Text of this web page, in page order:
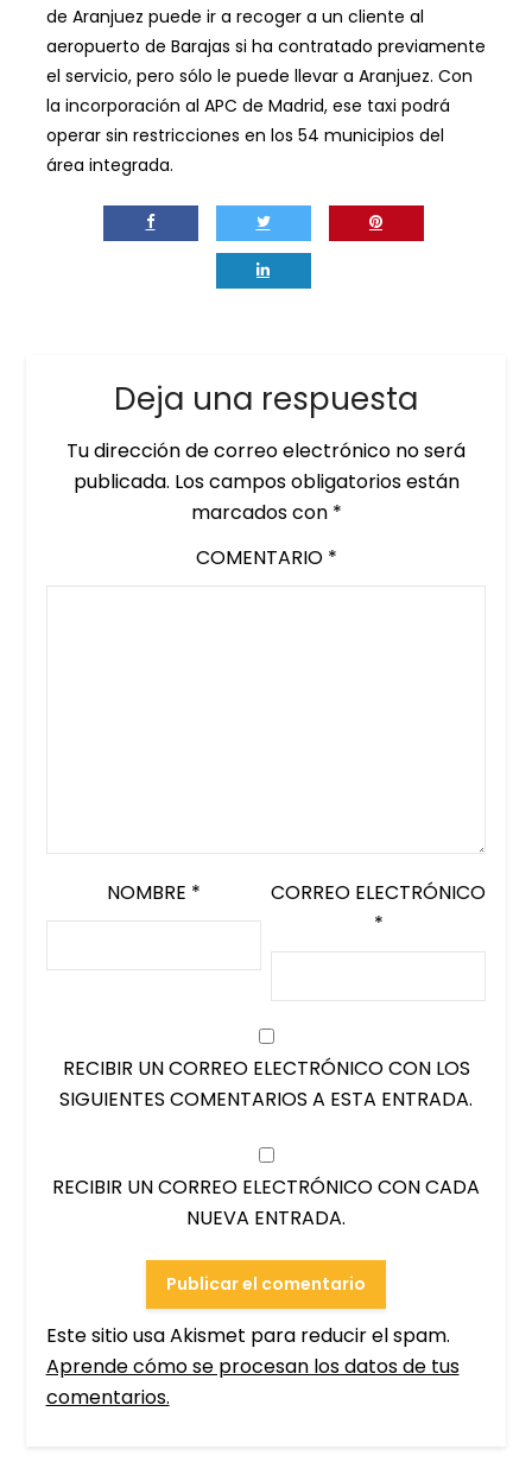
de Aranjuez puede ir a recoger a un cliente al
aeropuerto de Barajas si ha contratado previamente
el servicio, pero sólo le puede llevar a Aranjuez. Con
la incorporación al APC de Madrid, ese taxi podrá
operar sin restricciones en los 54 municipios del
área integrada.
Deja una respuesta
Tu dirección de correo electrónico no será
publicada. Los campos obligatorios están
marcados con *
COMENTARIO *
NOMBRE *
CORREO ELECTRÓNICO
*
RECIBIR UN CORREO ELECTRÓNICO CON LOS
SIGUIENTES COMENTARIOS A ESTA ENTRADA.
RECIBIR UN CORREO ELECTRÓNICO CON CADA
NUEVA ENTRADA.
Este sitio usa Akismet para reducir el spam.
Aprende cómo se procesan los datos de tus
comentarios.